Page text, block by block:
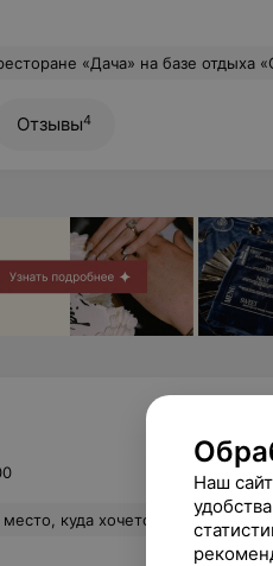
в ресторане очень располагающая — сочетание деревенского уюта и современного комфорта создаёт идеальное настроение для праздника. Отдельно отмечу удобство локации: база находится недалеко от Минска, что очень удобно для гостей. Мы заранее арендовали домик на территории — это позволило продлить праздник и насладиться отдыхом на природе на следующий день. Ну и конечно огромную благодарность выражаем
Отзывы4
на все 100 процентов, приветливый персонал, удобная парковка. Восхитили блюда, которые мы
Наш